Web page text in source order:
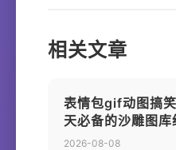
相关文章
表情包gif动图搞
天必备的沙雕图库
2026-08-08